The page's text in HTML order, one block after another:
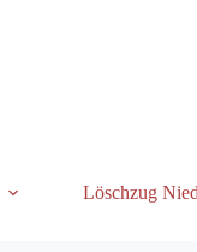
Löschzug